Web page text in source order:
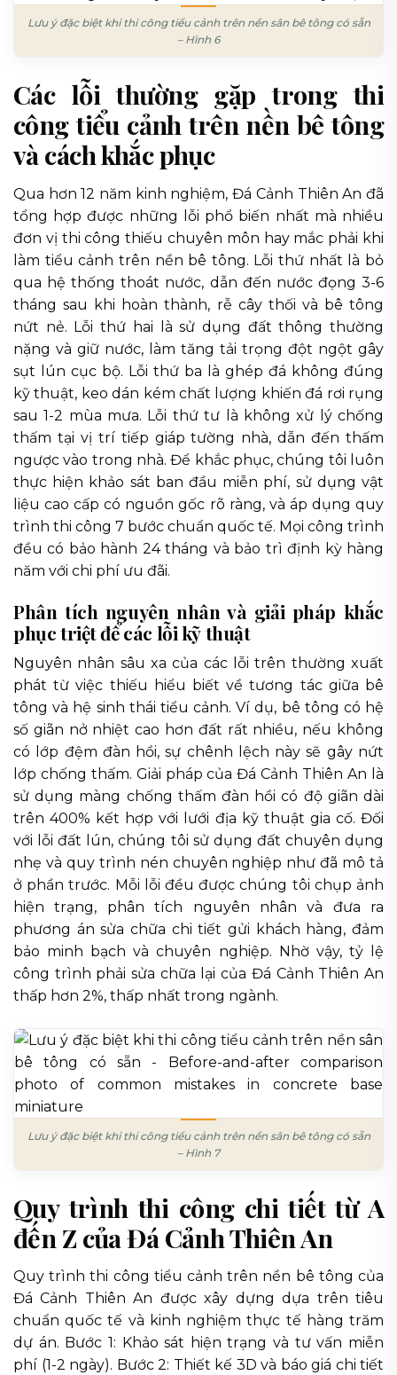
Lưu ý đặc biệt khi thi công tiểu cảnh trên nền sân bê tông có sẵn
– Hình 6
Các lỗi thường gặp trong thi
công tiểu cảnh trên nền bê tông
và cách khắc phục
Qua hơn 12 năm kinh nghiệm, Đá Cảnh Thiên An đã
tổng hợp được những lỗi phổ biến nhất mà nhiều
đơn vị thi công thiếu chuyên môn hay mắc phải khi
làm tiểu cảnh trên nền bê tông. Lỗi thứ nhất là bỏ
qua hệ thống thoát nước, dẫn đến nước đọng 3-6
tháng sau khi hoàn thành, rễ cây thối và bê tông
nứt nẻ. Lỗi thứ hai là sử dụng đất thông thường
nặng và giữ nước, làm tăng tải trọng đột ngột gây
sụt lún cục bộ. Lỗi thứ ba là ghép đá không đúng
kỹ thuật, keo dán kém chất lượng khiến đá rơi rụng
sau 1-2 mùa mưa. Lỗi thứ tư là không xử lý chống
thấm tại vị trí tiếp giáp tường nhà, dẫn đến thấm
ngược vào trong nhà. Để khắc phục, chúng tôi luôn
thực hiện khảo sát ban đầu miễn phí, sử dụng vật
liệu cao cấp có nguồn gốc rõ ràng, và áp dụng quy
trình thi công 7 bước chuẩn quốc tế. Mọi công trình
đều có bảo hành 24 tháng và bảo trì định kỳ hàng
năm với chi phí ưu đãi.
Phân tích nguyên nhân và giải pháp khắc
phục triệt để các lỗi kỹ thuật
Nguyên nhân sâu xa của các lỗi trên thường xuất
phát từ việc thiếu hiểu biết về tương tác giữa bê
tông và hệ sinh thái tiểu cảnh. Ví dụ, bê tông có hệ
số giãn nở nhiệt cao hơn đất rất nhiều, nếu không
có lớp đệm đàn hồi, sự chênh lệch này sẽ gây nứt
lớp chống thấm. Giải pháp của Đá Cảnh Thiên An là
sử dụng màng chống thấm đàn hồi có độ giãn dài
trên 400% kết hợp với lưới địa kỹ thuật gia cố. Đối
với lỗi đất lún, chúng tôi sử dụng đất chuyên dụng
nhẹ và quy trình nén chuyên nghiệp như đã mô tả
ở phần trước. Mỗi lỗi đều được chúng tôi chụp ảnh
hiện trạng, phân tích nguyên nhân và đưa ra
phương án sửa chữa chi tiết gửi khách hàng, đảm
bảo minh bạch và chuyên nghiệp. Nhờ vậy, tỷ lệ
công trình phải sửa chữa lại của Đá Cảnh Thiên An
thấp hơn 2%, thấp nhất trong ngành.
Lưu ý đặc biệt khi thi công tiểu cảnh trên nền sân bê tông có sẵn
– Hình 7
Quy trình thi công chi tiết từ A
đến Z của Đá Cảnh Thiên An
Quy trình thi công tiểu cảnh trên nền bê tông của
Đá Cảnh Thiên An được xây dựng dựa trên tiêu
chuẩn quốc tế và kinh nghiệm thực tế hàng trăm
dự án. Bước 1: Khảo sát hiện trạng và tư vấn miễn
phí (1-2 ngày). Bước 2: Thiết kế 3D và báo giá chi tiết